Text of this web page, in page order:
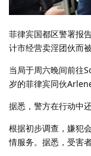
菲律宾国都区警署报
计市经营卖淫团伙而
当局于周六晚间前往
岁的菲律宾同伙
据悉，警方在行动中
根据初步调查，嫌犯
情服务。据悉，受害